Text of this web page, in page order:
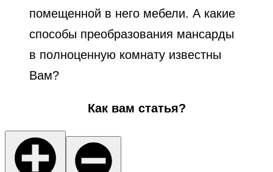
помещенной в него мебели. А какие
способы преобразования мансарды
в полноценную комнату известны
Вам?
Как вам статья?